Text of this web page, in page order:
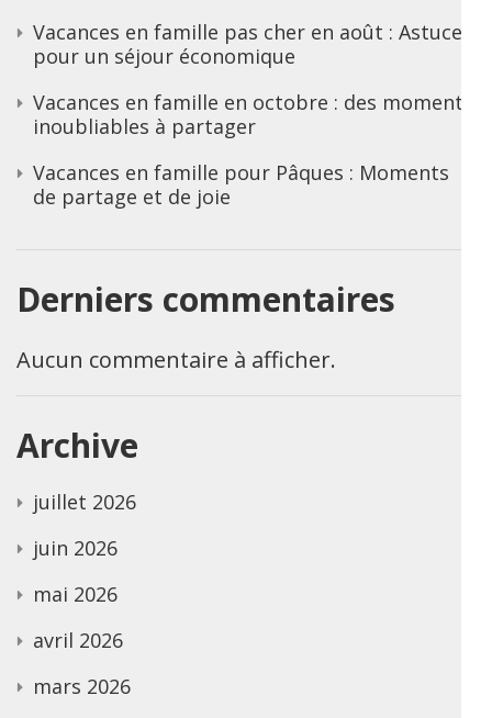
Vacances en famille pas cher en août : Astuces
pour un séjour économique
Vacances en famille en octobre : des moments
inoubliables à partager
Vacances en famille pour Pâques : Moments
de partage et de joie
Derniers commentaires
Aucun commentaire à afficher.
Archive
juillet 2026
juin 2026
mai 2026
avril 2026
mars 2026